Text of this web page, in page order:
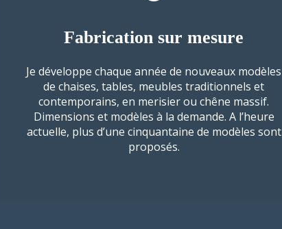
Fabrication sur mesure
Je développe chaque année de nouveaux modèles
de chaises, tables, meubles traditionnels et
contemporains, en merisier ou chêne massif.
Dimensions et modèles à la demande. A l’heure
actuelle, plus d’une cinquantaine de modèles sont
proposés.